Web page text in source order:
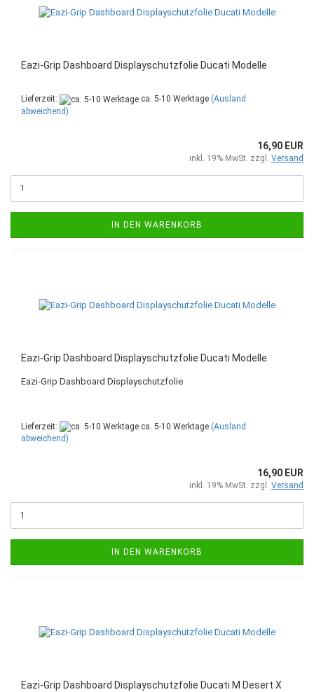
Eazi-Grip Dashboard Displayschutzfolie Ducati Modelle
Lieferzeit: ca. 5-10 Werktage (Ausland
abweichend)
16,90 EUR
inkl. 19% MwSt. zzgl. Versand
IN DEN WARENKORB
Eazi-Grip Dashboard Displayschutzfolie Ducati Modelle
Eazi-Grip Dashboard Displayschutzfolie
Lieferzeit: ca. 5-10 Werktage (Ausland
abweichend)
16,90 EUR
inkl. 19% MwSt. zzgl. Versand
IN DEN WARENKORB
Eazi-Grip Dashboard Displayschutzfolie Ducati M Desert X